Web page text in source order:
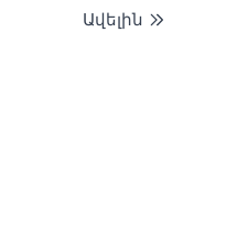
Ավելին